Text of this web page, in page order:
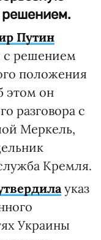
решением.
Путин
с решением
положения
этом он
разговора с
Меркель,
Кремля.
указ
Украины